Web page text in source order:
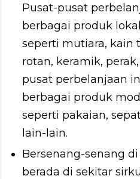
Pusat-pusat
berbagai produk
seperti mutiara, kain
rotan, keramik,
pusat perbelanjaan
berbagai produk
seperti pakaian,
lain-lain.
Bersenang-senang
berada di sekitar